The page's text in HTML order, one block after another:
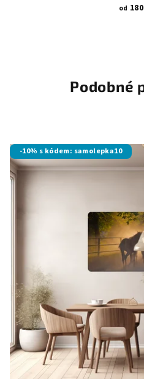
od
Podobné
-10% s kódem: samolepka10